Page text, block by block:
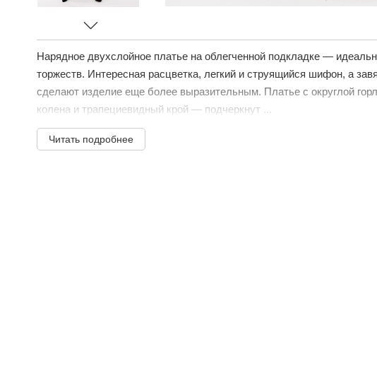
Нарядное двухслойное платье на облегченной подкладке —
торжеств. Интересная расцветка, легкий и струящийся шифон, а
сделают изделие еще более выразительным. Платье с округлой
колена и трапециевидный крой — подчеркнут ...
Читать подробнее